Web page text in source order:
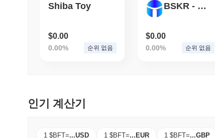
Shiba Toy
$0.00
0.00% 순위 없음
BSKR - pulselorian.com
$0.00
0.00% 순위 없음
인기 계산기
1 $BFT=...USD 1 $BFT=...EUR 1 $BFT=...GBP